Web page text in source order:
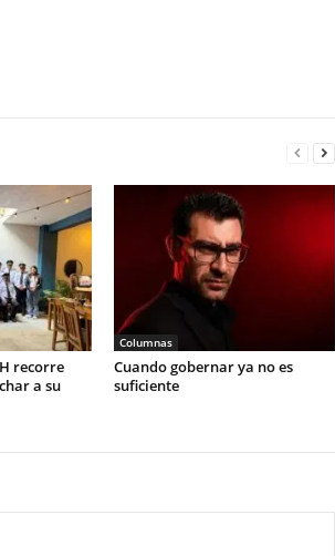
recorre
a su
Columnas
Cuando gobernar ya no es
suficiente